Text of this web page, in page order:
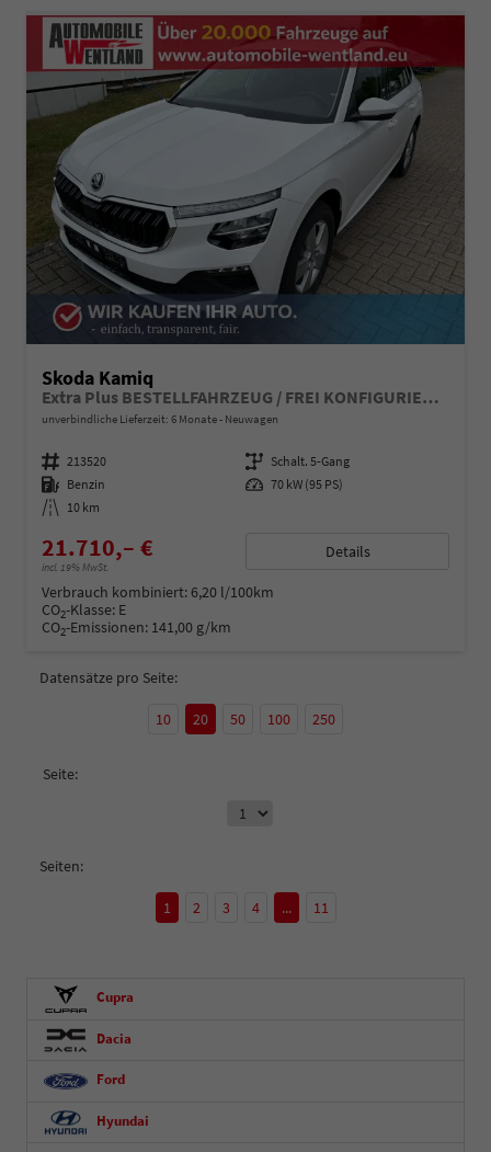
Skoda Kamiq
Extra Plus BESTELLFAHRZEUG / FREI KONFIGURIERBAR
unverbindliche Lieferzeit: 6 Monate Neuwagen
Fahrzeugnummer 213520 Getriebe Schalt. 5-Gang
Kraftstoff Benzin Leistung 70 kW (95 PS)
Kilometerstand 10 km
21.710,– €
incl. 19% MwSt.
Details
Verbrauch kombiniert:6,20 l/100km
CO2-Klasse: E
CO2-Emissionen: 141,00 g/km
Datensätze pro Seite:
10 20 50 100 250
Seite:
Seiten:
1 2 3 4 ... 11
Cupra
Dacia
Ford
Hyundai